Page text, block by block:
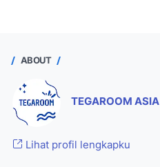
ABOUT
TEGAROOM ASIA
Lihat profil lengkapku